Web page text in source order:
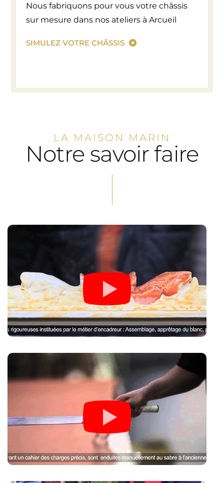
Nous fabriquons pour vous votre châssis
sur mesure dans nos ateliers à Arcueil
SIMULEZ VOTRE CHÂSSIS
LA MAISON MARIN
Notre savoir faire